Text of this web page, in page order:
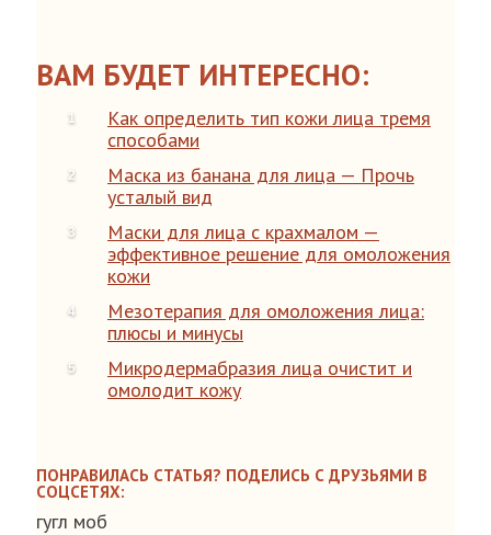
ВАМ БУДЕТ ИНТЕРЕСНО:
Как определить тип кожи лица тремя
способами
Маска из банана для лица — Прочь
усталый вид
Маски для лица с крахмалом —
эффективное решение для омоложения
кожи
Мезотерапия для омоложения лица:
плюсы и минусы
Микродермабразия лица очистит и
омолодит кожу
ПОНРАВИЛАСЬ СТАТЬЯ? ПОДЕЛИСЬ С ДРУЗЬЯМИ В
СОЦСЕТЯХ:
гугл моб